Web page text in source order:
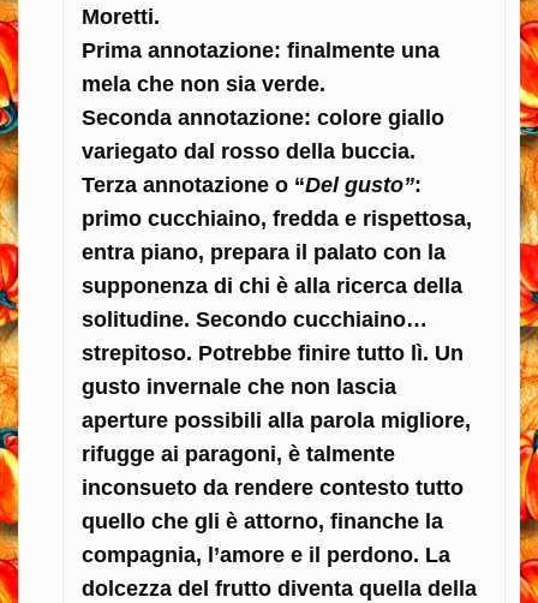
Moretti.
Prima annotazione: finalmente una
mela che non sia verde.
Seconda annotazione: colore giallo
variegato dal rosso della buccia.
Terza annotazione o “Del gusto”:
primo cucchiaino, fredda e rispettosa,
entra piano, prepara il palato con la
supponenza di chi è alla ricerca della
solitudine. Secondo cucchiaino…
strepitoso. Potrebbe finire tutto lì. Un
gusto invernale che non lascia
aperture possibili alla parola migliore,
rifugge ai paragoni, è talmente
inconsueto da rendere contesto tutto
quello che gli è attorno, finanche la
compagnia, l’amore e il perdono. La
dolcezza del frutto diventa quella della